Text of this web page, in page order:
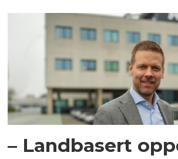
– Landbasert